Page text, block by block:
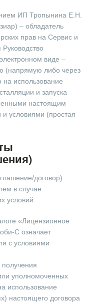
ИП Тропынина Е.Н.
– обладатель
прав на Сервис и
виде –
(напрямую либо через
на использование
и запуска
настоящим
условиями (простая
договор)
в случае
условий:
«Лицензионное
С означает
с условиями
уполномоченных
использование
настоящего договора